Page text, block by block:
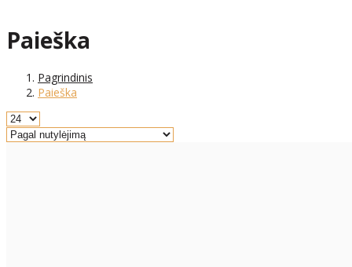
Paieška
Pagrindinis
Paieška